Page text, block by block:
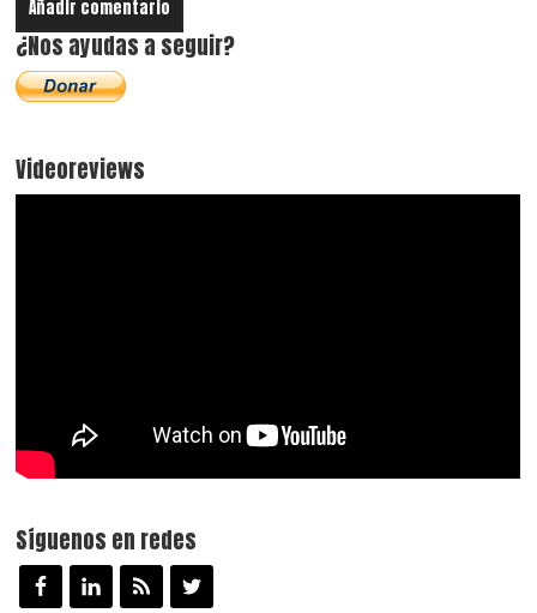
¿Nos ayudas a seguir?
Videoreviews
Síguenos en redes